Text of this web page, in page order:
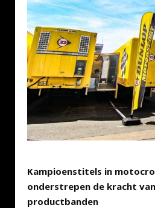
Kampioenstitels in
onderstrepen de kracht
productbanden